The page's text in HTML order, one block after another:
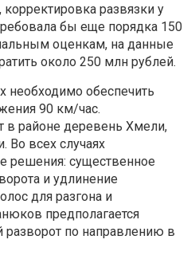
развязки у
бы еще порядка 150
оценкам, на данные
около 250 млн рублей.
необходимо обеспечить
90 км/час.
в районе деревень Хмели,
Во всех случаях
решения: существенное
и удлинение
для разгона и
предполагается
разворот по направлению в